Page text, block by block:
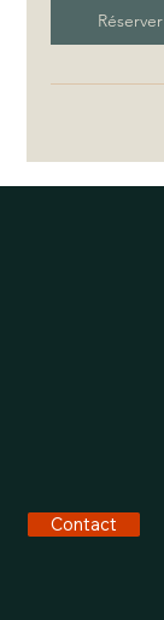
Réserver
Contact